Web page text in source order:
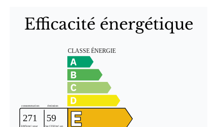
Efficacité énergétique